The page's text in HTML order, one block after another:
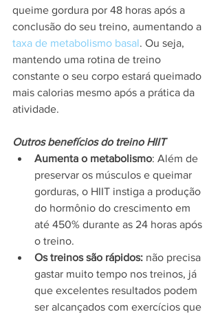
queime gordura por 48 horas após a
conclusão do seu treino, aumentando a
taxa de metabolismo basal. Ou seja,
mantendo uma rotina de treino
constante o seu corpo estará queimado
mais calorias mesmo após a prática da
atividade.
Outros benefícios do treino HIIT
Aumenta o metabolismo: Além de
preservar os músculos e queimar
gorduras, o HIIT instiga a produção
do hormônio do crescimento em
até 450% durante as 24 horas após
o treino.
Os treinos são rápidos: não precisa
gastar muito tempo nos treinos, já
que excelentes resultados podem
ser alcançados com exercícios que